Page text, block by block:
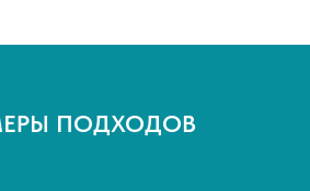
ПОДХОДОВ